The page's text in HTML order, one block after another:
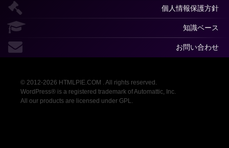
個人情報保護方針
知識ベース
お問い合わせ
© 2012-2026 HTMLPIE.COM . All rights reserved.
WordPress® is a registered trademark of Automattic, Inc.
All our products are licensed under GPL.